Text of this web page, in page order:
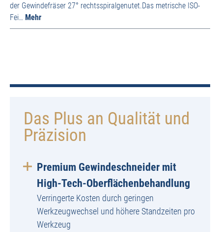
der Gewindefräser 27° rechtsspiralgenutet.Das metrische ISO-
Fei… Mehr
Das Plus an Qualität und
Präzision
Premium Gewindeschneider mit
High-Tech-Oberflächenbehandlung
Verringerte Kosten durch geringen
Werkzeugwechsel und höhere Standzeiten pro
Werkzeug